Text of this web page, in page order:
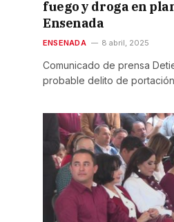
fuego y droga en
Ensenada
ENSENADA 8 abril, 2025
Comunicado de prensa
probable delito de